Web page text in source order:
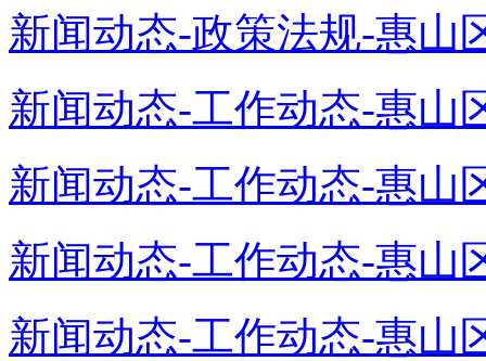
新闻动态-政策法规-惠山
新闻动态-工作动态-惠山
新闻动态-工作动态-惠山
新闻动态-工作动态-惠山
新闻动态-工作动态-惠山